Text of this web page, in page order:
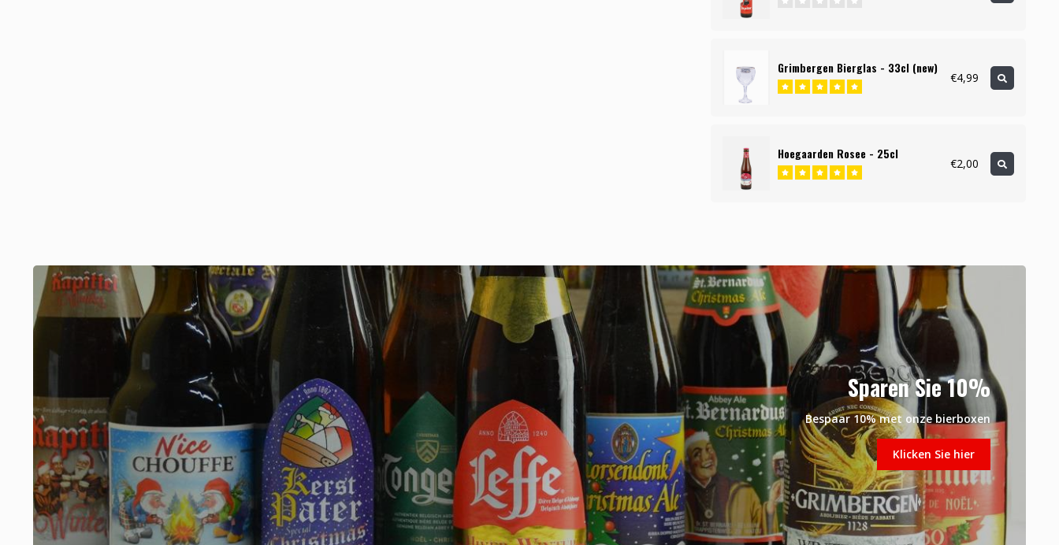
Grimbergen Bierglas - 33cl (new)
€4,99
Hoegaarden Rosee - 25cl
€2,00
Sparen Sie 10%
Bespaar 10% met onze bierboxen
Klicken Sie hier